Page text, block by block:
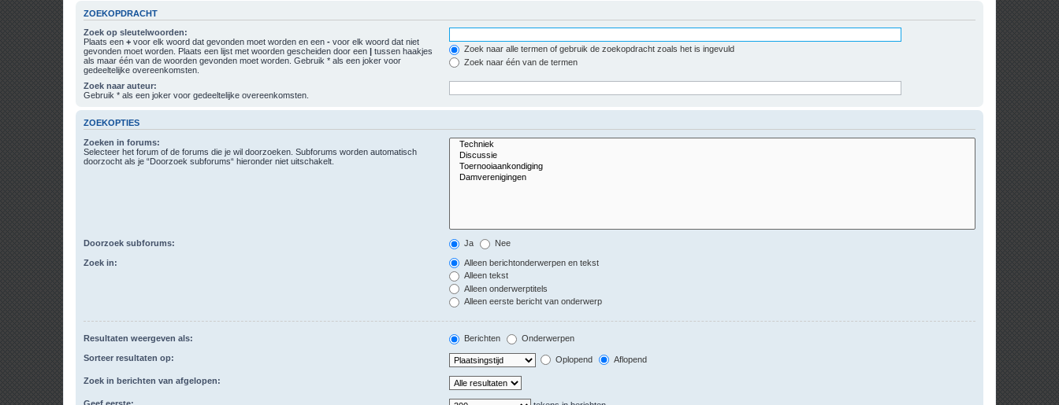
ZOEKOPDRACHT
Zoek op sleutelwoorden:
Plaats een + voor elk woord dat gevonden moet worden en een - voor elk woord dat niet
gevonden moet worden. Plaats een lijst met woorden gescheiden door een | tussen haakjes
als maar één van de woorden gevonden moet worden. Gebruik * als een joker voor
gedeeltelijke overeenkomsten.
Zoek naar alle termen of gebruik de zoekopdracht zoals het is ingevuld
Zoek naar één van de termen
Zoek naar auteur:
Gebruik * als een joker voor gedeeltelijke overeenkomsten.
ZOEKOPTIES
Zoeken in forums:
Selecteer het forum of de forums die je wil doorzoeken. Subforums worden automatisch
doorzocht als je “Doorzoek subforums“ hieronder niet uitschakelt.
Doorzoek subforums: Ja Nee
Zoek in:
Alleen berichtonderwerpen en tekst
Alleen tekst
Alleen onderwerptitels
Alleen eerste bericht van onderwerp
Resultaten weergeven als: Berichten Onderwerpen
Sorteer resultaten op: Oplopend Aflopend
Zoek in berichten van afgelopen: